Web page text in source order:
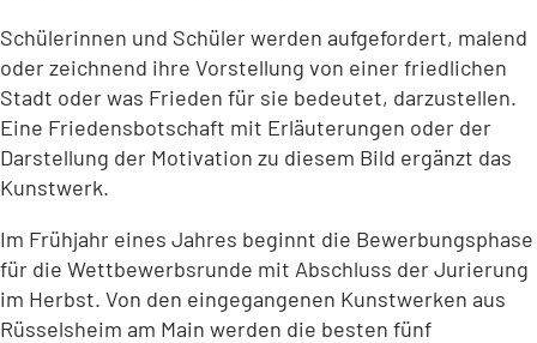
Schülerinnen und Schüler werden aufgefordert, malend
oder zeichnend ihre Vorstellung von einer friedlichen
Stadt oder was Frieden für sie bedeutet, darzustellen.
Eine Friedensbotschaft mit Erläuterungen oder der
Darstellung der Motivation zu diesem Bild ergänzt das
Kunstwerk.
Im Frühjahr eines Jahres beginnt die Bewerbungsphase
für die Wettbewerbsrunde mit Abschluss der Jurierung
im Herbst. Von den eingegangenen Kunstwerken aus
Rüsselsheim am Main werden die besten fünf